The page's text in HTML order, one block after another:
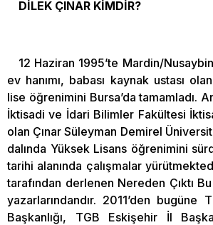
DİLEK ÇINAR KİMDİR?
12 Haziran 1995’te Mardin/
ev hanımı, babası kaynak ustası
lise öğrenimini Bursa’da tamamladı.
İktisadi ve İdari Bilimler Fakültesi
olan Çınar Süleyman Demirel
dalında Yüksek Lisans öğrenimini
tarihi alanında çalışmalar
tarafından derlenen Nereden Çıktı Bu
yazarlarındandır. 2011’den bugüne
Başkanlığı, TGB Eskişehir İl